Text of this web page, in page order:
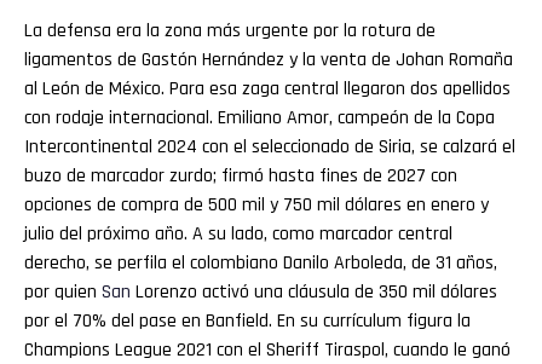
La defensa era la zona más urgente por la rotura de
ligamentos de Gastón Hernández y la venta de Johan Romaña
al León de México. Para esa zaga central llegaron dos apellidos
con rodaje internacional. Emiliano Amor, campeón de la Copa
Intercontinental 2024 con el seleccionado de Siria, se calzará el
buzo de marcador zurdo; firmó hasta fines de 2027 con
opciones de compra de 500 mil y 750 mil dólares en enero y
julio del próximo año. A su lado, como marcador central
derecho, se perfila el colombiano Danilo Arboleda, de 31 años,
por quien San Lorenzo activó una cláusula de 350 mil dólares
por el 70% del pase en Banfield. En su currículum figura la
Champions League 2021 con el Sheriff Tiraspol, cuando le ganó